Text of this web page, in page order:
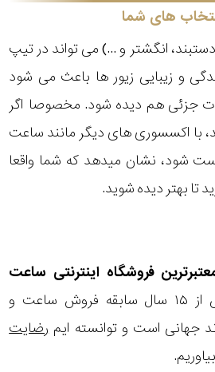
های شما
انگشتر و ...) می تواند در تیپ
و زیبایی زیور ها باعث می شود
جزئی هم دیده شود. مخصوصا اگر
با اکسسوری های دیگر مانند ساعت
شود، نشان میدهد که شما واقعا
تا بهتر دیده شوید.
فروشگاه اینترنتی ساعت
با بیش از ۱۵ سال سابقه فروش ساعت و
رضایت